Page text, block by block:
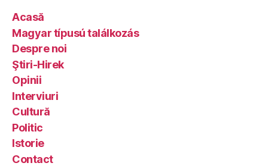
Acasă
Magyar típusú találkozás
Despre noi
Ştiri-Hirek
Opinii
Interviuri
Cultură
Politic
Istorie
Contact